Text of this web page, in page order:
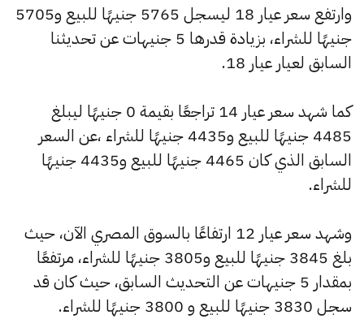
وارتفع سعر عيار 18 ليسجل 5765 جنيهًا للبيع و5705
جنيهًا للشراء، بزيادة قدرها 5 جنيهات عن تحديثنا
السابق لعيار عيار 18.
كما شهد سعر عيار 14 تراجعًا بقيمة 0 جنيهًا ليبلغ
4485 جنيهًا للبيع و4435 جنيهًا للشراء ،عن السعر
السابق الذي كان 4465 جنيهًا للبيع و4435 جنيهًا
للشراء.
وشهد سعر عيار 12 ارتفاعًا بالسوق المصري الآن، حيث
بلغ 3845 جنيهًا للبيع و3805 جنيهًا للشراء، مرتفعًا
بمقدار 5 جنيهات عن التحديث السابق، حيث كان قد
سجل 3830 جنيهًا للبيع و 3800 جنيهًا للشراء.